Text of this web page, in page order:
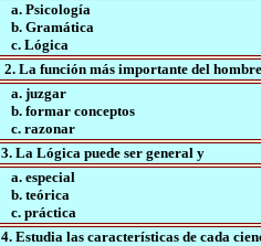
a. Psicología
b. Gramática
c. Lógica
2. La función más importante del
a. juzgar
b. formar conceptos
c. razonar
3. La Lógica puede ser general y
a. especial
b. teórica
c. práctica
4. Estudia las características de cada